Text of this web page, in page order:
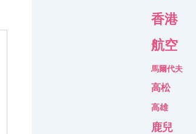
香港
航空
馬爾代夫
高松
高雄
鹿兒